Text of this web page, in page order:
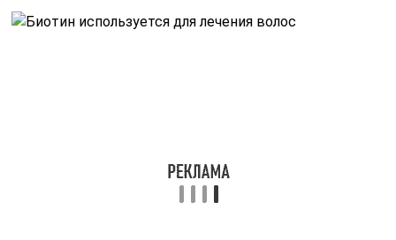
Эффективность лекарств на основе биотина
препарата говорила и моя косметолог. Честно говоря,
думала, что результат не будет ничем отличаться
от приема поливитаминов, однако действие Биотина